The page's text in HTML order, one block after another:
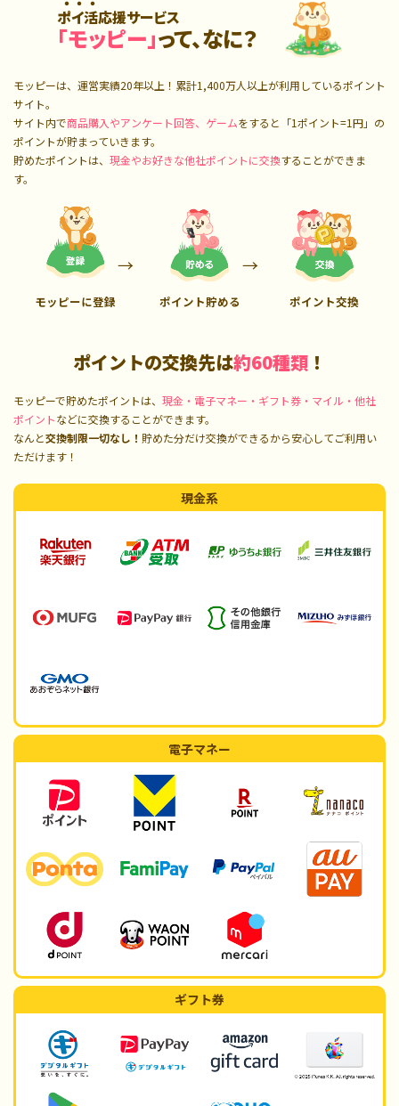
ポイ活応援サービス
「モッピー」って、なに？
モッピーは、運営実績20年以上！累計1,400万人以上が利用しているポイント
サイト。
サイト内で商品購入やアンケート回答、ゲームをすると「1ポイント=1円」の
ポイントが貯まっていきます。
貯めたポイントは、 現金やお好きな他社ポイントに交換することができま
す。
モッピーに登録 ポイント貯める ポイント交換
ポイントの交換先は約60種類 ！
モッピーで貯めたポイントは、 現金・電子マネー・ギフト券・マイル・他社
ポイントなどに交換することができます。
なんと交換制限一切なし！ 貯めた分だけ交換ができるから安心してご利用い
ただけます！
現金系
電子マネー
ギフト券